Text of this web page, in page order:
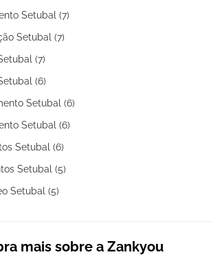
Setubal (7)
Setubal (7)
(7)
(6)
Setubal (6)
Setubal (6)
Setubal (6)
Setubal (5)
Setubal (5)
mais sobre a Zankyou